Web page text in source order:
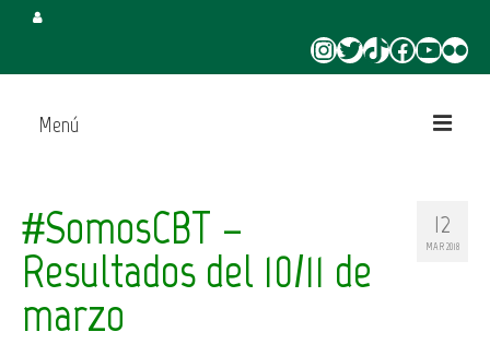
Instagram
Twitter
TikTokFacebook
YouTube
Flickr
Menú
Juega en CBT
Campus de Verano
Torneo 3×3 Verano
12
MAR 2018
#SomosCBT –
Resultados del 10/11 de
marzo